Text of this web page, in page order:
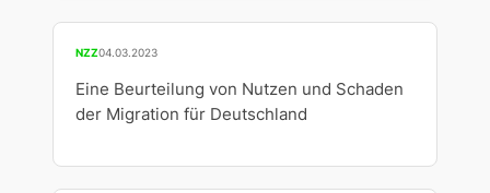
NZZ04.03.2023
Eine Beurteilung von Nutzen und Schaden
der Migration für Deutschland